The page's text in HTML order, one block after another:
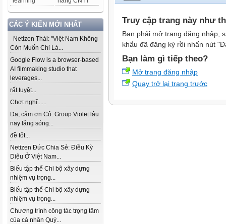
CÁC Ý KIẾN MỚI NHẤT
Netizen Thái: "Việt Nam Không
Còn Muốn Chỉ Là...
Google Flow is a browser-based
AI filmmaking studio that
leverages...
rất tuyệt...
Chợt nghĩ......
Dạ, cảm ơn Cô. Group Violet lâu
nay lặng sóng...
đề tốt...
Netizen Đức Chia Sẻ: Điều Kỳ
Diệu Ở Việt Nam...
Biểu tập thể Chi bộ xây dựng
nhiệm vụ trọng...
Biểu tập thể Chi bộ xây dựng
nhiệm vụ trọng...
Chương trình công tác trọng tâm
của cá nhân Quý...
Truy cập trang này như
Bạn phải mở trang đăng nhập,
khẩu đã đăng ký rồi nhấn nút
Bạn làm gì tiếp theo?
Mở trang đăng nhập
Quay trở lại trang trước